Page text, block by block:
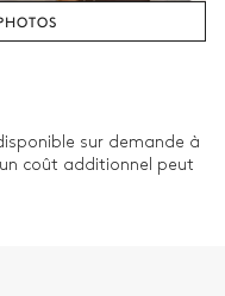
sur demande à
coût additionnel peut